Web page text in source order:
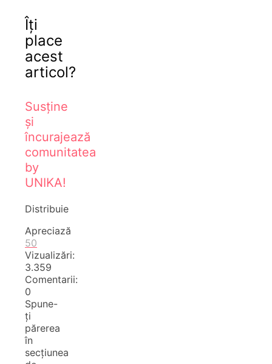
Îți
place
acest
articol?
Susține
și
încurajează
comunitatea
by
UNIKA!
Distribuie
Apreciază
50
Vizualizări:
3.359
Comentarii:
0
Spune-
ți
părerea
în
secțiunea